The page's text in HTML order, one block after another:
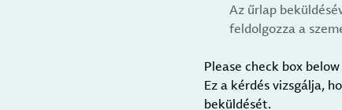
Az űrlap
feldolgozza a
Please check box
Ez a kérdés vizsgálja,
beküldését.